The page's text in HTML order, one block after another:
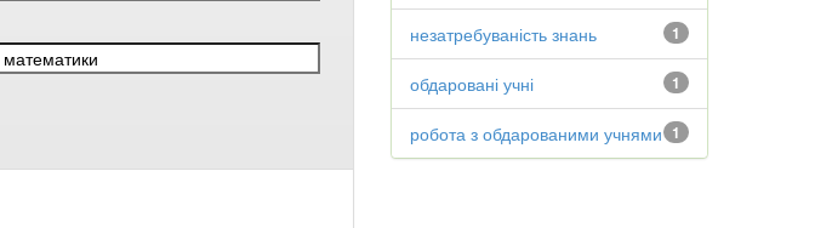
1
незатребуваність знань
1
обдаровані учні
1
робота з обдарованими учнями